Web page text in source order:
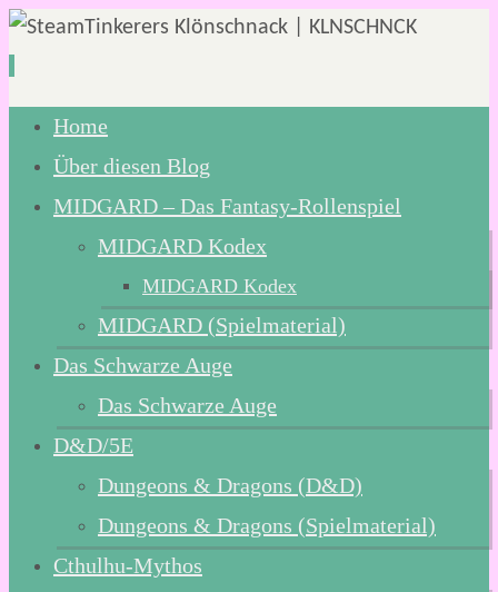
Zum
Inhalt
springen
Home
Über diesen Blog
MIDGARD – Das Fantasy-Rollenspiel
MIDGARD Kodex
MIDGARD Kodex
MIDGARD (Spielmaterial)
Das Schwarze Auge
Das Schwarze Auge
D&D/5E
Dungeons & Dragons (D&D)
Dungeons & Dragons (Spielmaterial)
Cthulhu-Mythos